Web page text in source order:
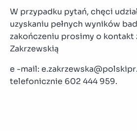
W przypadku pytań, chęci
uzyskaniu pełnych wyników
zakończeniu prosimy o kontakt
Zakrzewskią
e -mail:
telefonicznie 602 444 959.